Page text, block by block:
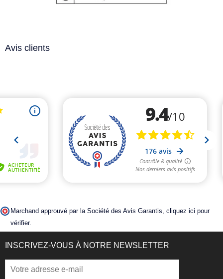
Avis clients
Marchand approuvé par la Société des Avis Garantis, cliquez ici pour
vérifier.
INSCRIVEZ-VOUS À NOTRE NEWSLETTER